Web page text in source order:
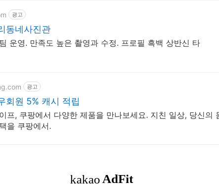
광고
동네사진관
운영. 만족도 높은 촬영과 수정. 프로필 흑백 상반신 타
광고
회원 5% 캐시 적립
프, 쿠팡에서 다양한 제품을 만나보세요. 지친 일상, 당신의
을 쿠팡에서.